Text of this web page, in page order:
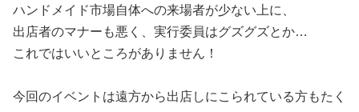
ハンドメイド市場自体への来場者が少ない上に、
出店者のマナーも悪く、実行委員はグズグズとか…
これではいいところがありません！
今回のイベントは遠方から出店しにこられている方もたく